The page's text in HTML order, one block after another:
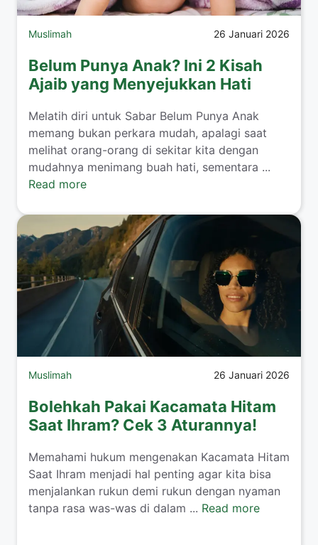
Muslimah 26 Januari 2026
Belum Punya Anak? Ini 2 Kisah
Ajaib yang Menyejukkan Hati
​Melatih diri untuk Sabar Belum Punya Anak
memang bukan perkara mudah, apalagi saat
melihat orang-orang di sekitar kita dengan
mudahnya menimang buah hati, sementara ...
Read more
Muslimah 26 Januari 2026
Bolehkah Pakai Kacamata Hitam
Saat Ihram? Cek 3 Aturannya!
​Memahami hukum mengenakan Kacamata Hitam
Saat Ihram menjadi hal penting agar kita bisa
menjalankan rukun demi rukun dengan nyaman
tanpa rasa was-was di dalam ... Read more